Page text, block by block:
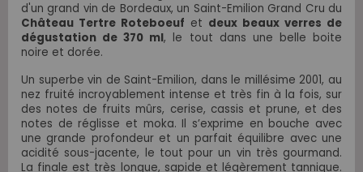
d'un grand vin de Bordeaux, un Saint-Emilion Grand Cru du
Château Tertre Roteboeuf et deux beaux verres de
dégustation de 370 ml, le tout dans une belle boite
noire et dorée.
Un superbe vin de Saint-Emilion, dans le millésime 2001, au
nez fruité incroyablement intense et très fin à la fois, sur
des notes de fruits mûrs, cerise, cassis et prune, et des
notes de réglisse et moka. Il s’exprime en bouche avec
une grande profondeur et un parfait équilibre avec une
acidité sous-jacente, le tout pour un vin très gourmand.
La finale est très longue, sapide et légèrement tannique.